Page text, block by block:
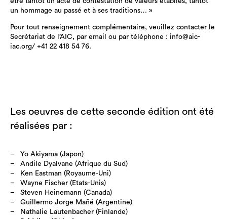
un hommage au passé et à ses traditions… »
Pour tout renseignement complémentaire, veuillez contacter le
Secrétariat de l’AIC, par email ou par téléphone : info@aic-
iac.org/ +41 22 418 54 76.
Les oeuvres de cette seconde édition ont été
réalisées par :
Yo Akiyama (Japon)
Andile Dyalvane (Afrique du Sud)
Ken Eastman (Royaume-Uni)
Wayne Fischer (Etats-Unis)
Steven Heinemann (Canada)
Guillermo Jorge Mañé (Argentine)
Nathalie Lautenbacher (Finlande)